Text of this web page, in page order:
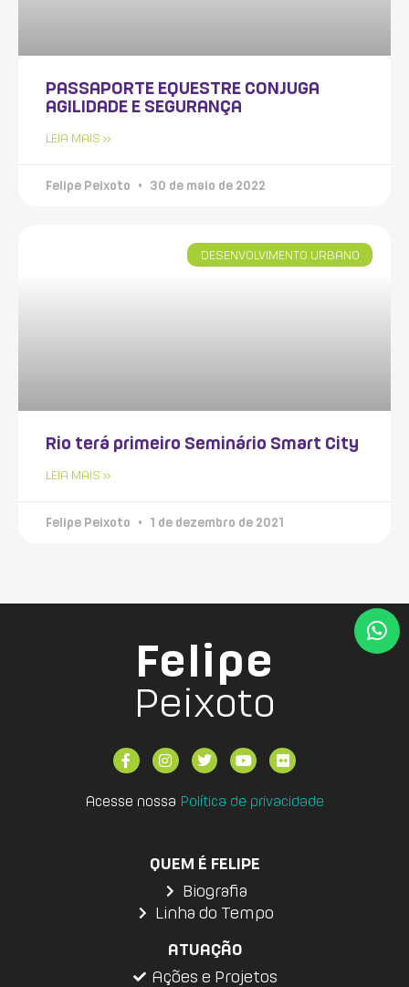
PASSAPORTE EQUESTRE CONJUGA
AGILIDADE E SEGURANÇA
LEIA MAIS »
Felipe Peixoto 30 de maio de 2022
DESENVOLVIMENTO URBANO
Rio terá primeiro Seminário Smart City
LEIA MAIS »
Felipe Peixoto 1 de dezembro de 2021
Felipe
Peixoto
Acesse nossa Política de privacidade
QUEM É FELIPE
Biografia
Linha do Tempo
ATUAÇÃO
Ações e Projetos